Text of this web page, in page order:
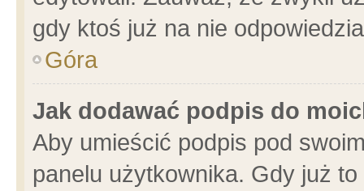
gdy ktoś już na nie
Góra
Jak dodawać podpis do
Aby umieścić podpis pod
panelu użytkownika. Gdy już